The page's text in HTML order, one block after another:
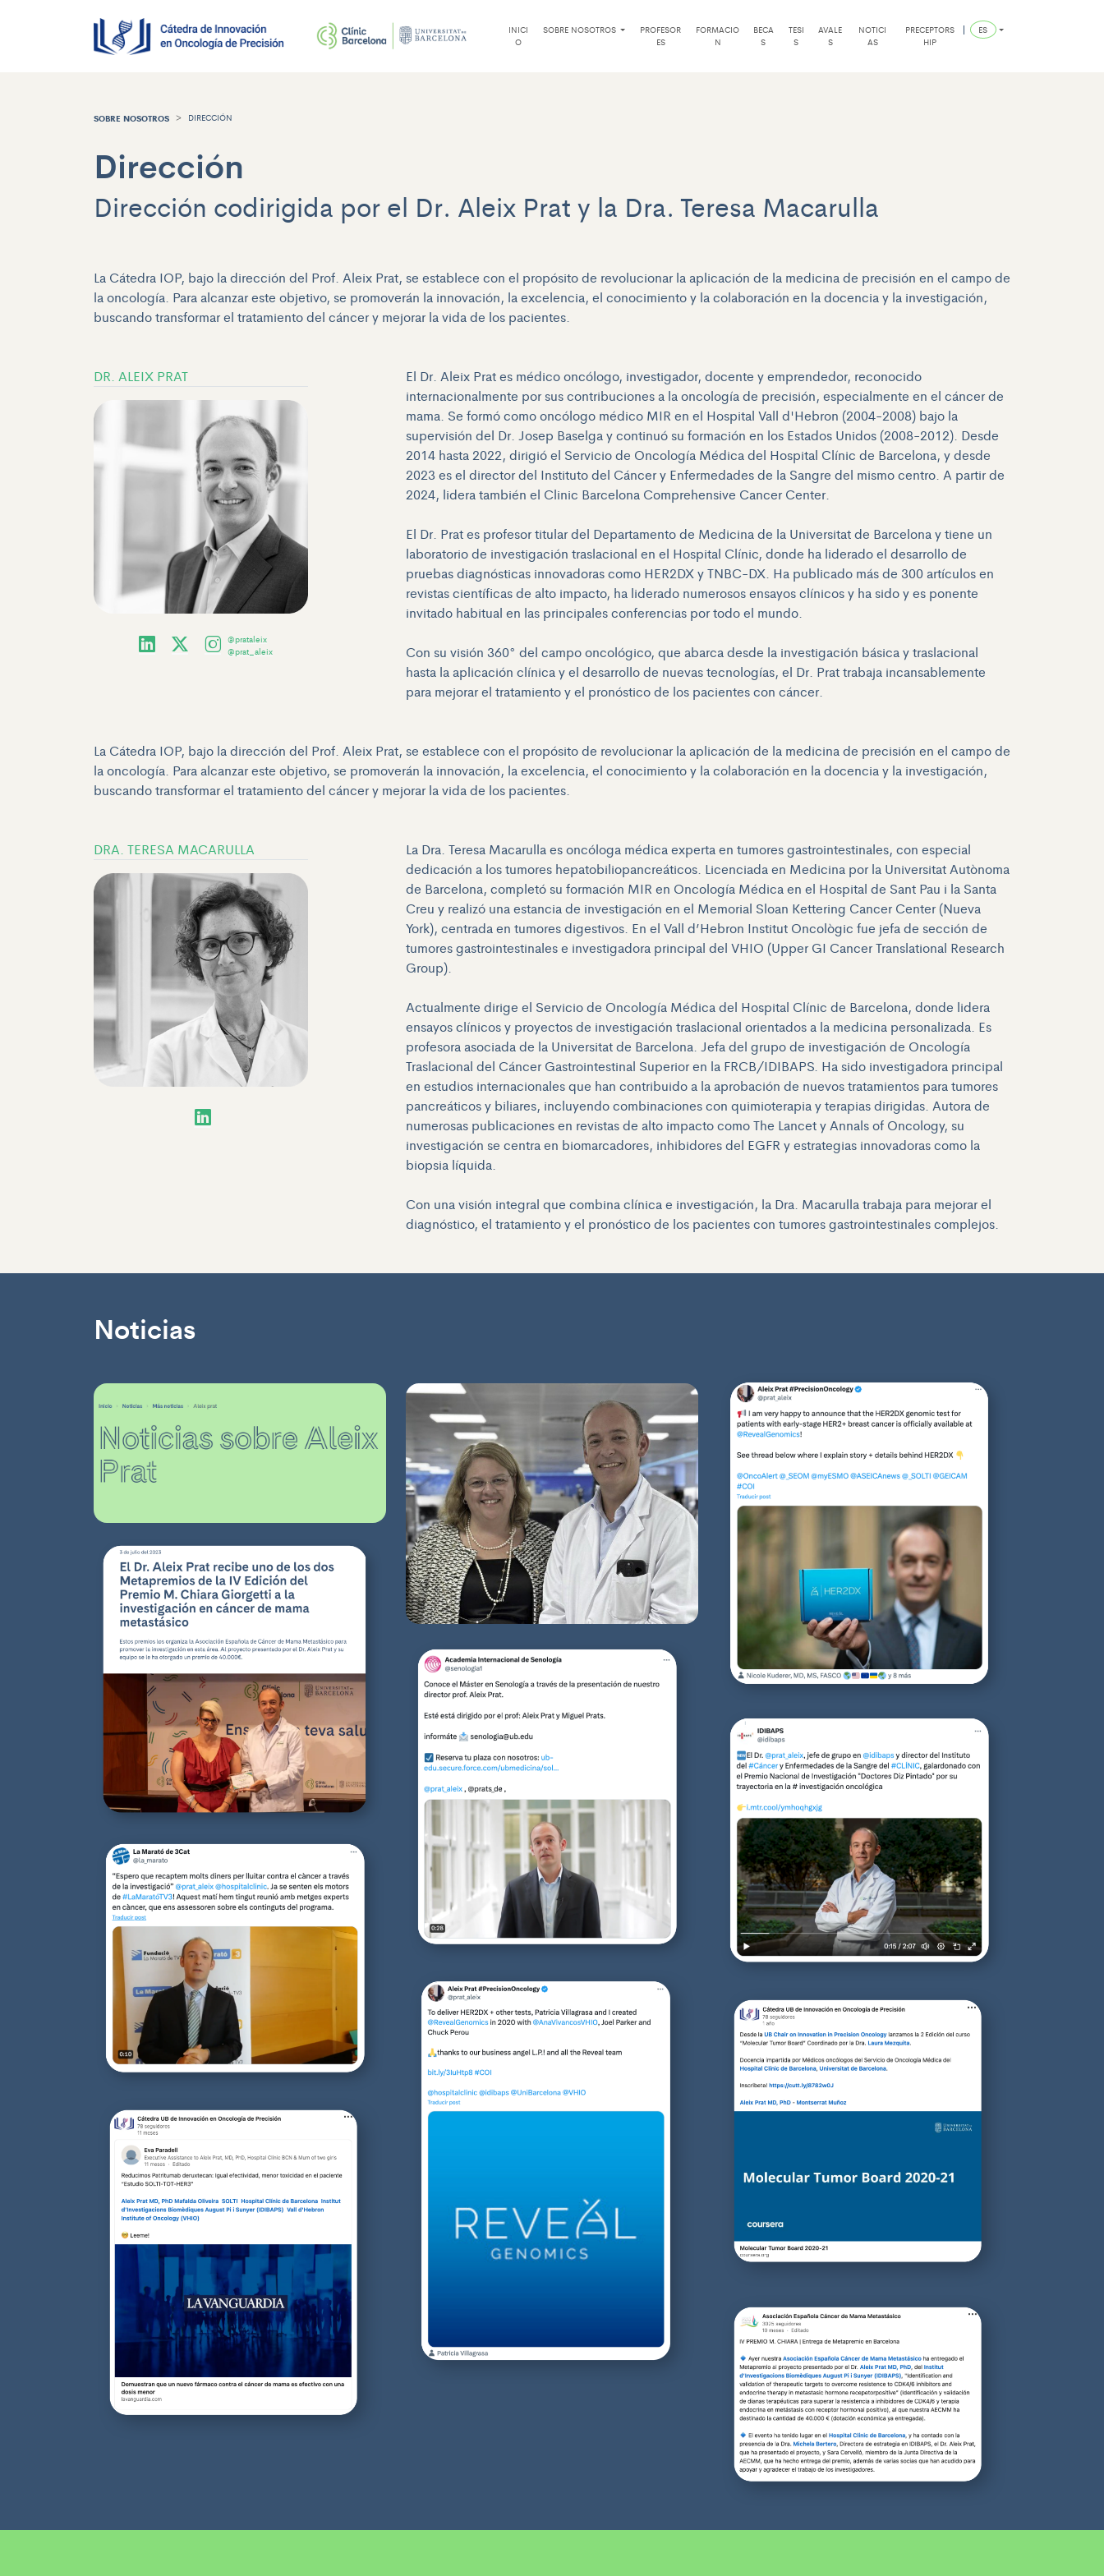
INICI
O
SOBRE NOSOTROS
PROFESOR
ES
FORMACIO
N
BECA
S
TESI
S
AVALE
S
NOTICI
AS
PRECEPTORS
HIP
ES
SOBRE NOSOTROS DIRECCIÓN
Dirección
Dirección codirigida por el Dr. Aleix Prat y la Dra. Teresa Macarulla
La Cátedra IOP, bajo la dirección del Prof. Aleix Prat, se establece con el propósito de revolucionar la aplicación de la medicina de precisión en el campo de
la oncología. Para alcanzar este objetivo, se promoverán la innovación, la excelencia, el conocimiento y la colaboración en la docencia y la investigación,
buscando transformar el tratamiento del cáncer y mejorar la vida de los pacientes.
DR. ALEIX PRAT
@prataleix
@prat_aleix
El Dr. Aleix Prat es médico oncólogo, investigador, docente y emprendedor, reconocido
internacionalmente por sus contribuciones a la oncología de precisión, especialmente en el cáncer de
mama. Se formó como oncólogo médico MIR en el Hospital Vall d'Hebron (2004-2008) bajo la
supervisión del Dr. Josep Baselga y continuó su formación en los Estados Unidos (2008-2012). Desde
2014 hasta 2022, dirigió el Servicio de Oncología Médica del Hospital Clínic de Barcelona, y desde
2023 es el director del Instituto del Cáncer y Enfermedades de la Sangre del mismo centro. A partir de
2024, lidera también el Clinic Barcelona Comprehensive Cancer Center.
El Dr. Prat es profesor titular del Departamento de Medicina de la Universitat de Barcelona y tiene un
laboratorio de investigación traslacional en el Hospital Clínic, donde ha liderado el desarrollo de
pruebas diagnósticas innovadoras como HER2DX y TNBC-DX. Ha publicado más de 300 artículos en
revistas científicas de alto impacto, ha liderado numerosos ensayos clínicos y ha sido y es ponente
invitado habitual en las principales conferencias por todo el mundo.
Con su visión 360° del campo oncológico, que abarca desde la investigación básica y traslacional
hasta la aplicación clínica y el desarrollo de nuevas tecnologías, el Dr. Prat trabaja incansablemente
para mejorar el tratamiento y el pronóstico de los pacientes con cáncer.
La Cátedra IOP, bajo la dirección del Prof. Aleix Prat, se establece con el propósito de revolucionar la aplicación de la medicina de precisión en el campo de
la oncología. Para alcanzar este objetivo, se promoverán la innovación, la excelencia, el conocimiento y la colaboración en la docencia y la investigación,
buscando transformar el tratamiento del cáncer y mejorar la vida de los pacientes.
DRA. TERESA MACARULLA
La Dra. Teresa Macarulla es oncóloga médica experta en tumores gastrointestinales, con especial
dedicación a los tumores hepatobiliopancreáticos. Licenciada en Medicina por la Universitat Autònoma
de Barcelona, completó su formación MIR en Oncología Médica en el Hospital de Sant Pau i la Santa
Creu y realizó una estancia de investigación en el Memorial Sloan Kettering Cancer Center (Nueva
York), centrada en tumores digestivos. En el Vall d’Hebron Institut Oncològic fue jefa de sección de
tumores gastrointestinales e investigadora principal del VHIO (Upper GI Cancer Translational Research
Group).
Actualmente dirige el Servicio de Oncología Médica del Hospital Clínic de Barcelona, donde lidera
ensayos clínicos y proyectos de investigación traslacional orientados a la medicina personalizada. Es
profesora asociada de la Universitat de Barcelona. Jefa del grupo de investigación de Oncología
Traslacional del Cáncer Gastrointestinal Superior en la FRCB/IDIBAPS. Ha sido investigadora principal
en estudios internacionales que han contribuido a la aprobación de nuevos tratamientos para tumores
pancreáticos y biliares, incluyendo combinaciones con quimioterapia y terapias dirigidas. Autora de
numerosas publicaciones en revistas de alto impacto como The Lancet y Annals of Oncology, su
investigación se centra en biomarcadores, inhibidores del EGFR y estrategias innovadoras como la
biopsia líquida.
Con una visión integral que combina clínica e investigación, la Dra. Macarulla trabaja para mejorar el
diagnóstico, el tratamiento y el pronóstico de los pacientes con tumores gastrointestinales complejos.
Noticias